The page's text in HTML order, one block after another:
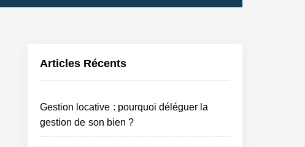
Articles Récents
Gestion locative : pourquoi déléguer la
gestion de son bien ?